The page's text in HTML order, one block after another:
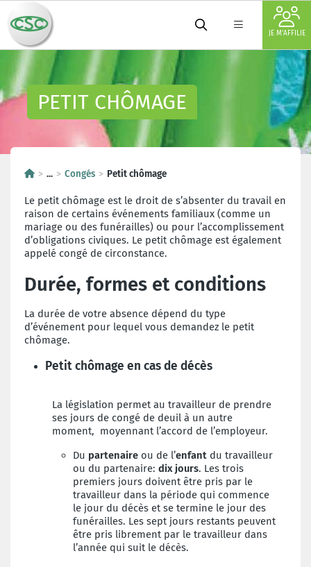
JE M'AFFILIE
PETIT CHÔMAGE
... Congés Petit chômage
Le petit chômage est le droit de s’absenter du travail en
raison de certains événements familiaux (comme un
mariage ou des funérailles) ou pour l’accomplissement
d’obligations civiques. Le petit chômage est également
appelé congé de circonstance.
Durée, formes et conditions
La durée de votre absence dépend du type
d’événement pour lequel vous demandez le petit
chômage.
Petit chômage en cas de décès
La législation permet au travailleur de prendre
ses jours de congé de deuil à un autre
moment, moyennant l’accord de l’employeur.
Du partenaire ou de l’enfant du travailleur
ou du partenaire: dix jours. Les trois
premiers jours doivent être pris par le
travailleur dans la période qui commence
le jour du décès et se termine le jour des
funérailles. Les sept jours restants peuvent
être pris librement par le travailleur dans
l’année qui suit le décès.